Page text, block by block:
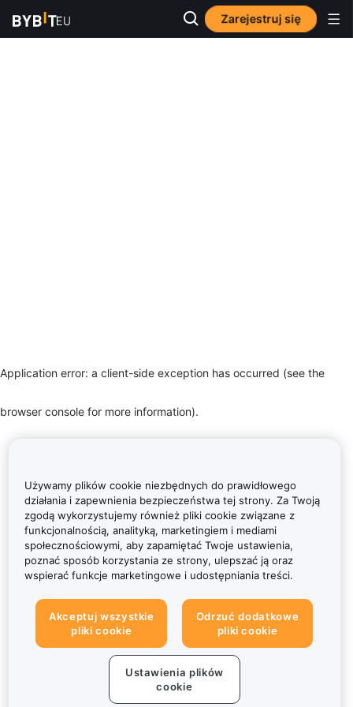
Zarejestruj się
Application error: a client-side exception has occurred (see the
browser console for more information).
Używamy plików cookie niezbędnych do prawidłowego
działania i zapewnienia bezpieczeństwa tej strony. Za Twoją
zgodą wykorzystujemy również pliki cookie związane z
funkcjonalnością, analityką, marketingiem i mediami
społecznościowymi, aby zapamiętać Twoje ustawienia,
poznać sposób korzystania ze strony, ulepszać ją oraz
wspierać funkcje marketingowe i udostępniania treści.
Akceptuj wszystkie
pliki cookie
Odrzuć dodatkowe
pliki cookie
Ustawienia plików
cookie